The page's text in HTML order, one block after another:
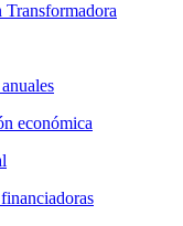
Transformadora
económica